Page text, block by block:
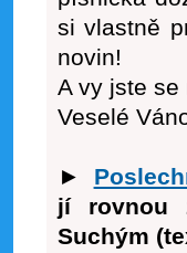
si vlastně
novin!
A vy jste
Veselé
►
jí rovnou
Suchým